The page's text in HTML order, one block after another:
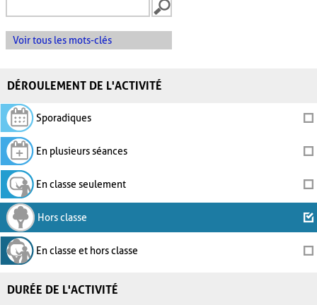
Voir tous les mots-clés
DÉROULEMENT DE L'ACTIVITÉ
Sporadiques
En plusieurs séances
En classe seulement
Hors classe
En classe et hors classe
DURÉE DE L'ACTIVITÉ